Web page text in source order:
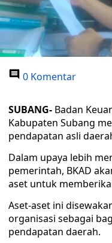
0 Komentar
SUBANG- Badan
Kabupaten Subang
pendapatan asli
Dalam upaya lebih
pemerintah, BKAD
aset untuk
Aset-aset ini
organisasi sebagai
pendapatan daerah.